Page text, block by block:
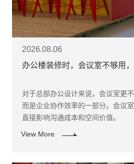
2026.08.06
办公楼装修时，会议室不够用
对于总部办公设计来说，会议室更
而是企业协作效率的一部分。会议
直接影响沟通成本和空间价值。
View More